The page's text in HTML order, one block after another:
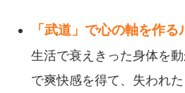
「武道」で心の軸を作る
生活で衰えきった身体を
で爽快感を得て、失われ